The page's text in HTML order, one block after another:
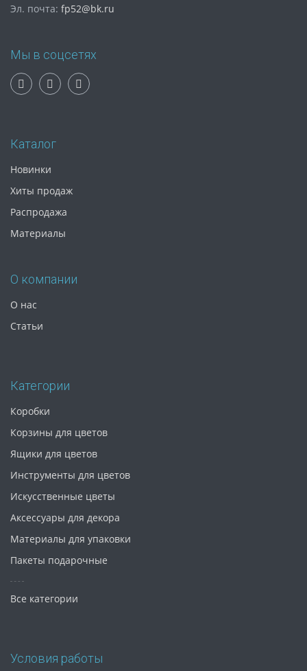
Эл. почта: fp52@bk.ru
Мы в соцсетях
Каталог
Новинки
Хиты продаж
Распродажа
Материалы
О компании
О нас
Статьи
Категории
Коробки
Корзины для цветов
Ящики для цветов
Инструменты для цветов
Искусственные цветы
Аксессуары для декора
Материалы для упаковки
Пакеты подарочные
Все категории
Условия работы